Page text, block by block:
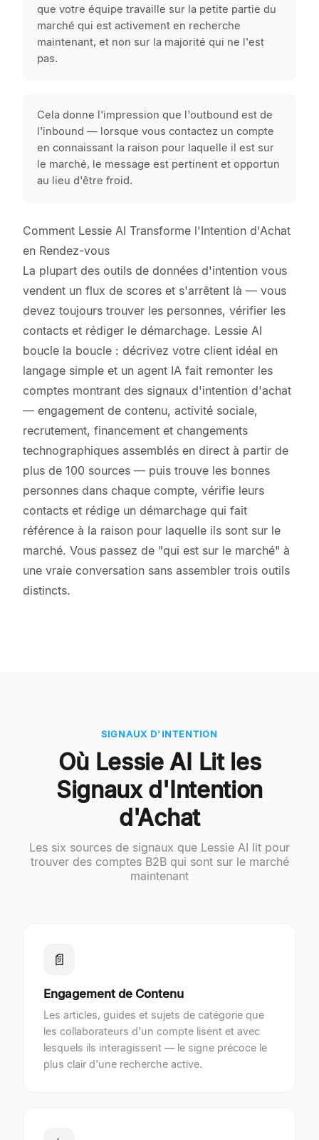
que votre équipe travaille sur la petite partie du
marché qui est activement en recherche
maintenant, et non sur la majorité qui ne l'est
pas.
Cela donne l'impression que l'outbound est de
l'inbound — lorsque vous contactez un compte
en connaissant la raison pour laquelle il est sur
le marché, le message est pertinent et opportun
au lieu d'être froid.
Comment Lessie AI Transforme l'Intention d'Achat
en Rendez-vous
La plupart des outils de données d'intention vous
vendent un flux de scores et s'arrêtent là — vous
devez toujours trouver les personnes, vérifier les
contacts et rédiger le démarchage. Lessie AI
boucle la boucle : décrivez votre client idéal en
langage simple et un agent IA fait remonter les
comptes montrant des signaux d'intention d'achat
— engagement de contenu, activité sociale,
recrutement, financement et changements
technographiques assemblés en direct à partir de
plus de 100 sources — puis trouve les bonnes
personnes dans chaque compte, vérifie leurs
contacts et rédige un démarchage qui fait
référence à la raison pour laquelle ils sont sur le
marché. Vous passez de "qui est sur le marché" à
une vraie conversation sans assembler trois outils
distincts.
SIGNAUX D'INTENTION
Où Lessie AI Lit les
Signaux d'Intention
d'Achat
Les six sources de signaux que Lessie AI lit pour
trouver des comptes B2B qui sont sur le marché
maintenant
📄
Engagement de Contenu
Les articles, guides et sujets de catégorie que
les collaborateurs d'un compte lisent et avec
lesquels ils interagissent — le signe précoce le
plus clair d'une recherche active.